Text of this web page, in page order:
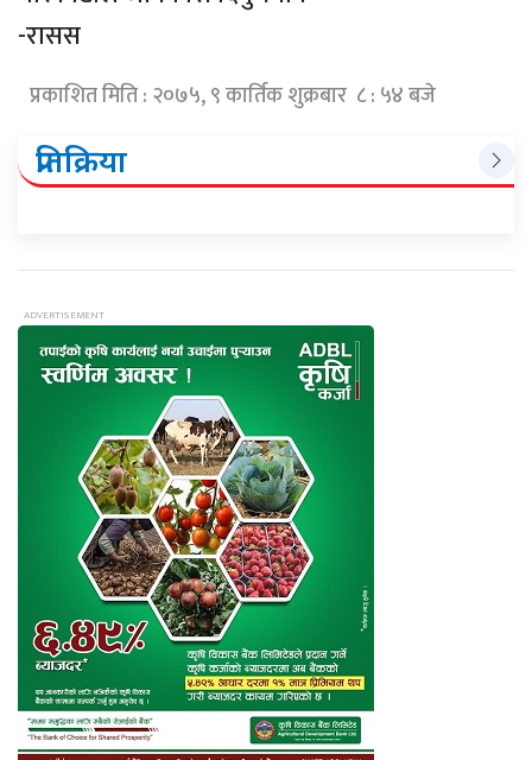
-रासस
प्रकाशित मिति : २०७५, ९ कार्तिक शुक्रबार ८ : ५४ बजे
प्रतिक्रिया